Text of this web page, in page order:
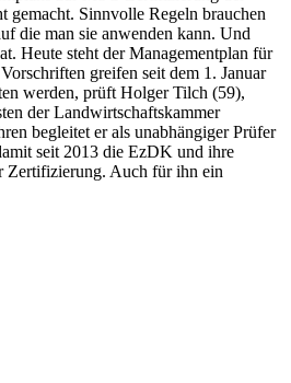
gemacht. Sinnvolle Regeln brauchen
die man sie anwenden kann. Und
Heute steht der Managementplan für
greifen seit dem 1. Januar
werden, prüft Holger Tilch (59),
der Landwirtschaftskammer
begleitet er als unabhängiger Prüfer
seit 2013 die EzDK und ihre
Zertifizierung. Auch für ihn ein